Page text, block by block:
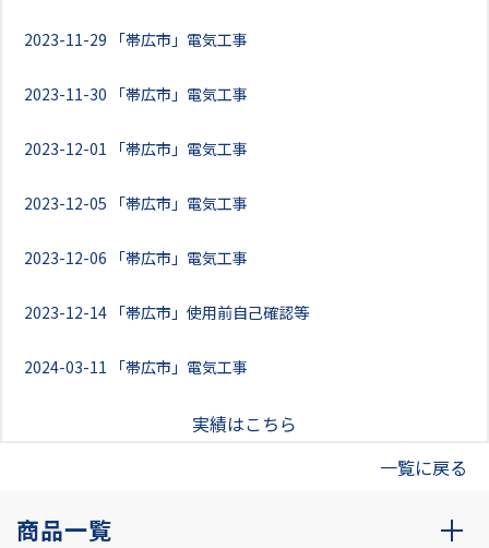
2023-11-29 「帯広市」電気工事
2023-11-30 「帯広市」電気工事
2023-12-01 「帯広市」電気工事
2023-12-05 「帯広市」電気工事
2023-12-06 「帯広市」電気工事
2023-12-14 「帯広市」使用前自己確認等
2024-03-11 「帯広市」電気工事
実績はこちら
一覧に戻る
商品一覧